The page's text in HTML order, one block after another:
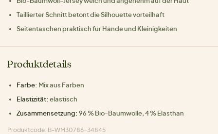
Taillierter Schnitt betont die Silhouette vorteilhaft
Seitentaschen praktisch für Hände und Kleinigkeiten
Produktdetails
Farbe: Mix aus Farben
Elastizität: elastisch
Zusammensetzung: 96 % Bio-Baumwolle, 4 % Elasthan
Produktcode: B-WM30786-34845